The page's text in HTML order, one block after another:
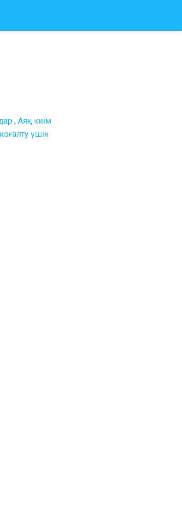
, Аяқ киім
үшін